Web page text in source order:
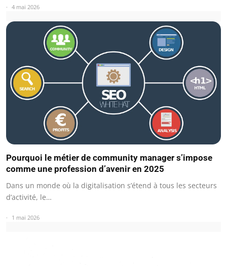
4 mai 2026
Pourquoi le métier de community manager s’impose
comme une profession d’avenir en 2025
Dans un monde où la digitalisation s’étend à tous les secteurs
d’activité, le…
1 mai 2026